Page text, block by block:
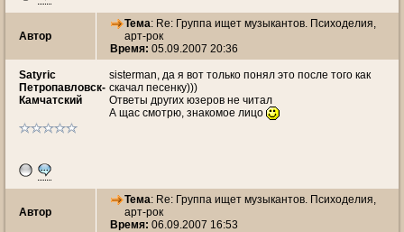
Автор
Тема: Re: Группа ищет музыкантов. Психоделия,
арт-рок
Время: 05.09.2007 20:36
Satyric
Петропавловск-
Камчатский
sisterman, да я вот только понял это после того как
скачал песенку)))
Ответы других юзеров не читал
А щас смотрю, знакомое лицо
Автор
Тема: Re: Группа ищет музыкантов. Психоделия,
арт-рок
Время: 06.09.2007 16:53